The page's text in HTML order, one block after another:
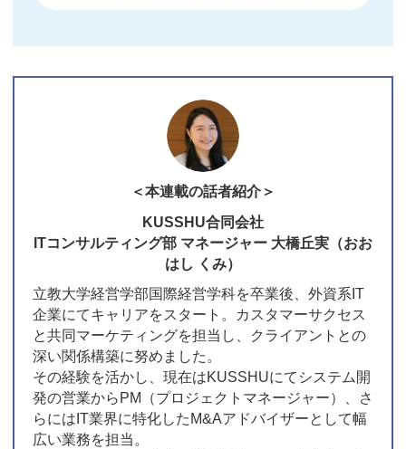
＜本連載の話者紹介＞
KUSSHU合同会社
ITコンサルティング部 マネージャー 大橋丘実（おお
はし くみ）
立教大学経営学部国際経営学科を卒業後、外資系IT
企業にてキャリアをスタート。カスタマーサクセス
と共同マーケティングを担当し、クライアントとの
深い関係構築に努めました。
その経験を活かし、現在はKUSSHUにてシステム開
発の営業からPM（プロジェクトマネージャー）、さ
らにはIT業界に特化したM&Aアドバイザーとして幅
広い業務を担当。